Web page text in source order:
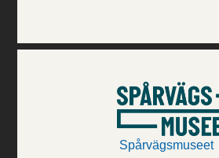
Spårvägsmuseet